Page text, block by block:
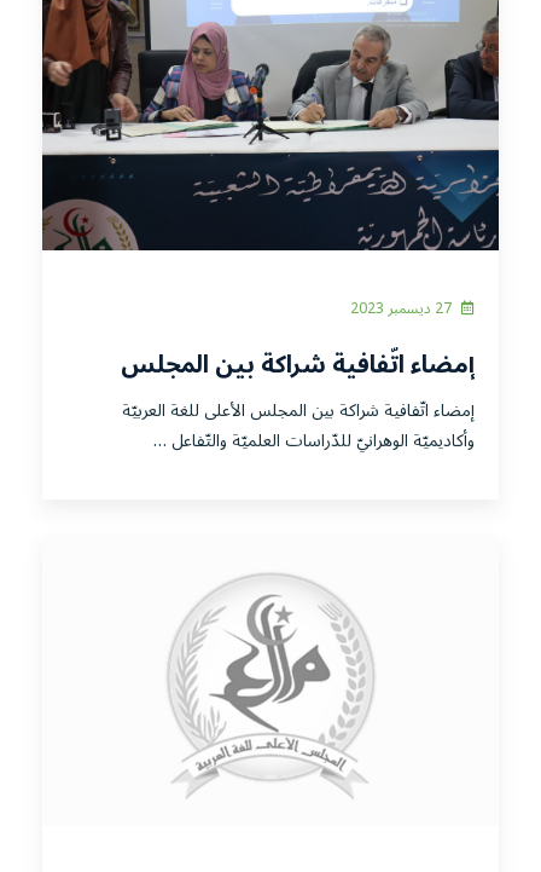
إمضاء اتّفافية شراكة بين المجلس
الأعلى للغة العربيّة وأكاديميّة الوهرانيّ
للدّراسات العلميّة والتّفاعل الثّقافيّ،
إمضاء اتّفافية شراكة بين المجلس الأعلى للغة العربيّة
وأكاديميّة الوهرانيّ للدّراسات العلميّة والتّفاعل …